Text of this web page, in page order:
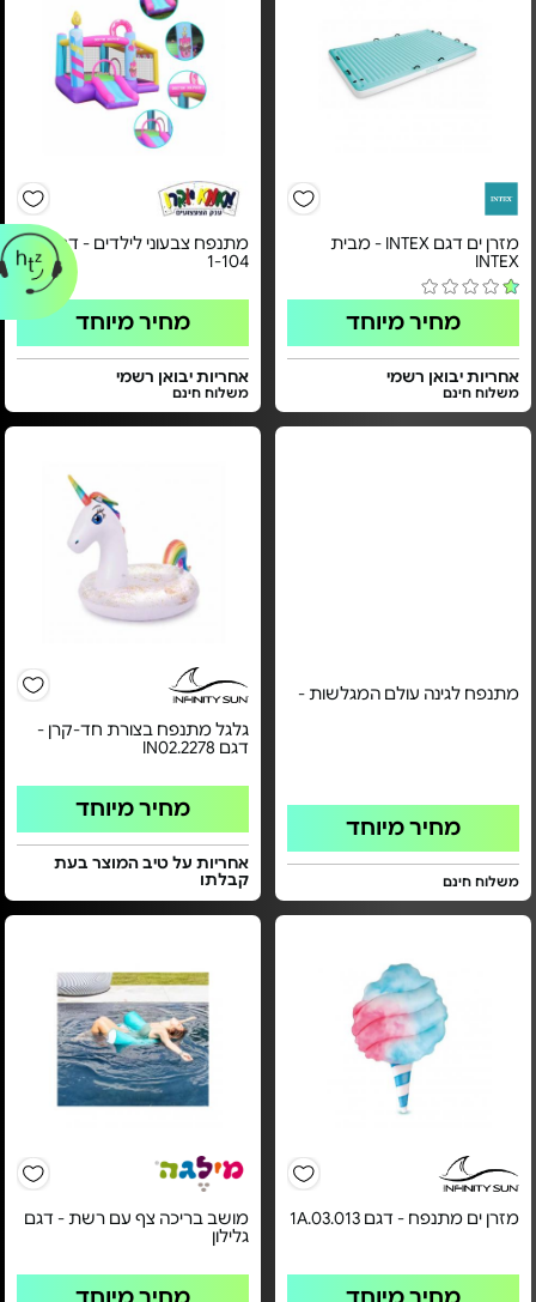
מזרן ים דגם INTEX - מבית
INTEX
מחיר מיוחד
אחריות יבואן רשמי
משלוח חינם
מתנפח צבעוני לילדים - דגם FL-
1-104
מחיר מיוחד
אחריות יבואן רשמי
משלוח חינם
מתנפח לגינה עולם המגלשות -
מחיר מיוחד
משלוח חינם
גלגל מתנפח בצורת חד-קרן -
דגם IN02.2278
מחיר מיוחד
אחריות על טיב המוצר בעת
קבלתו
מזרן ים מתנפח - דגם 1A.03.013
מושב בריכה צף עם רשת - דגם
גלילון